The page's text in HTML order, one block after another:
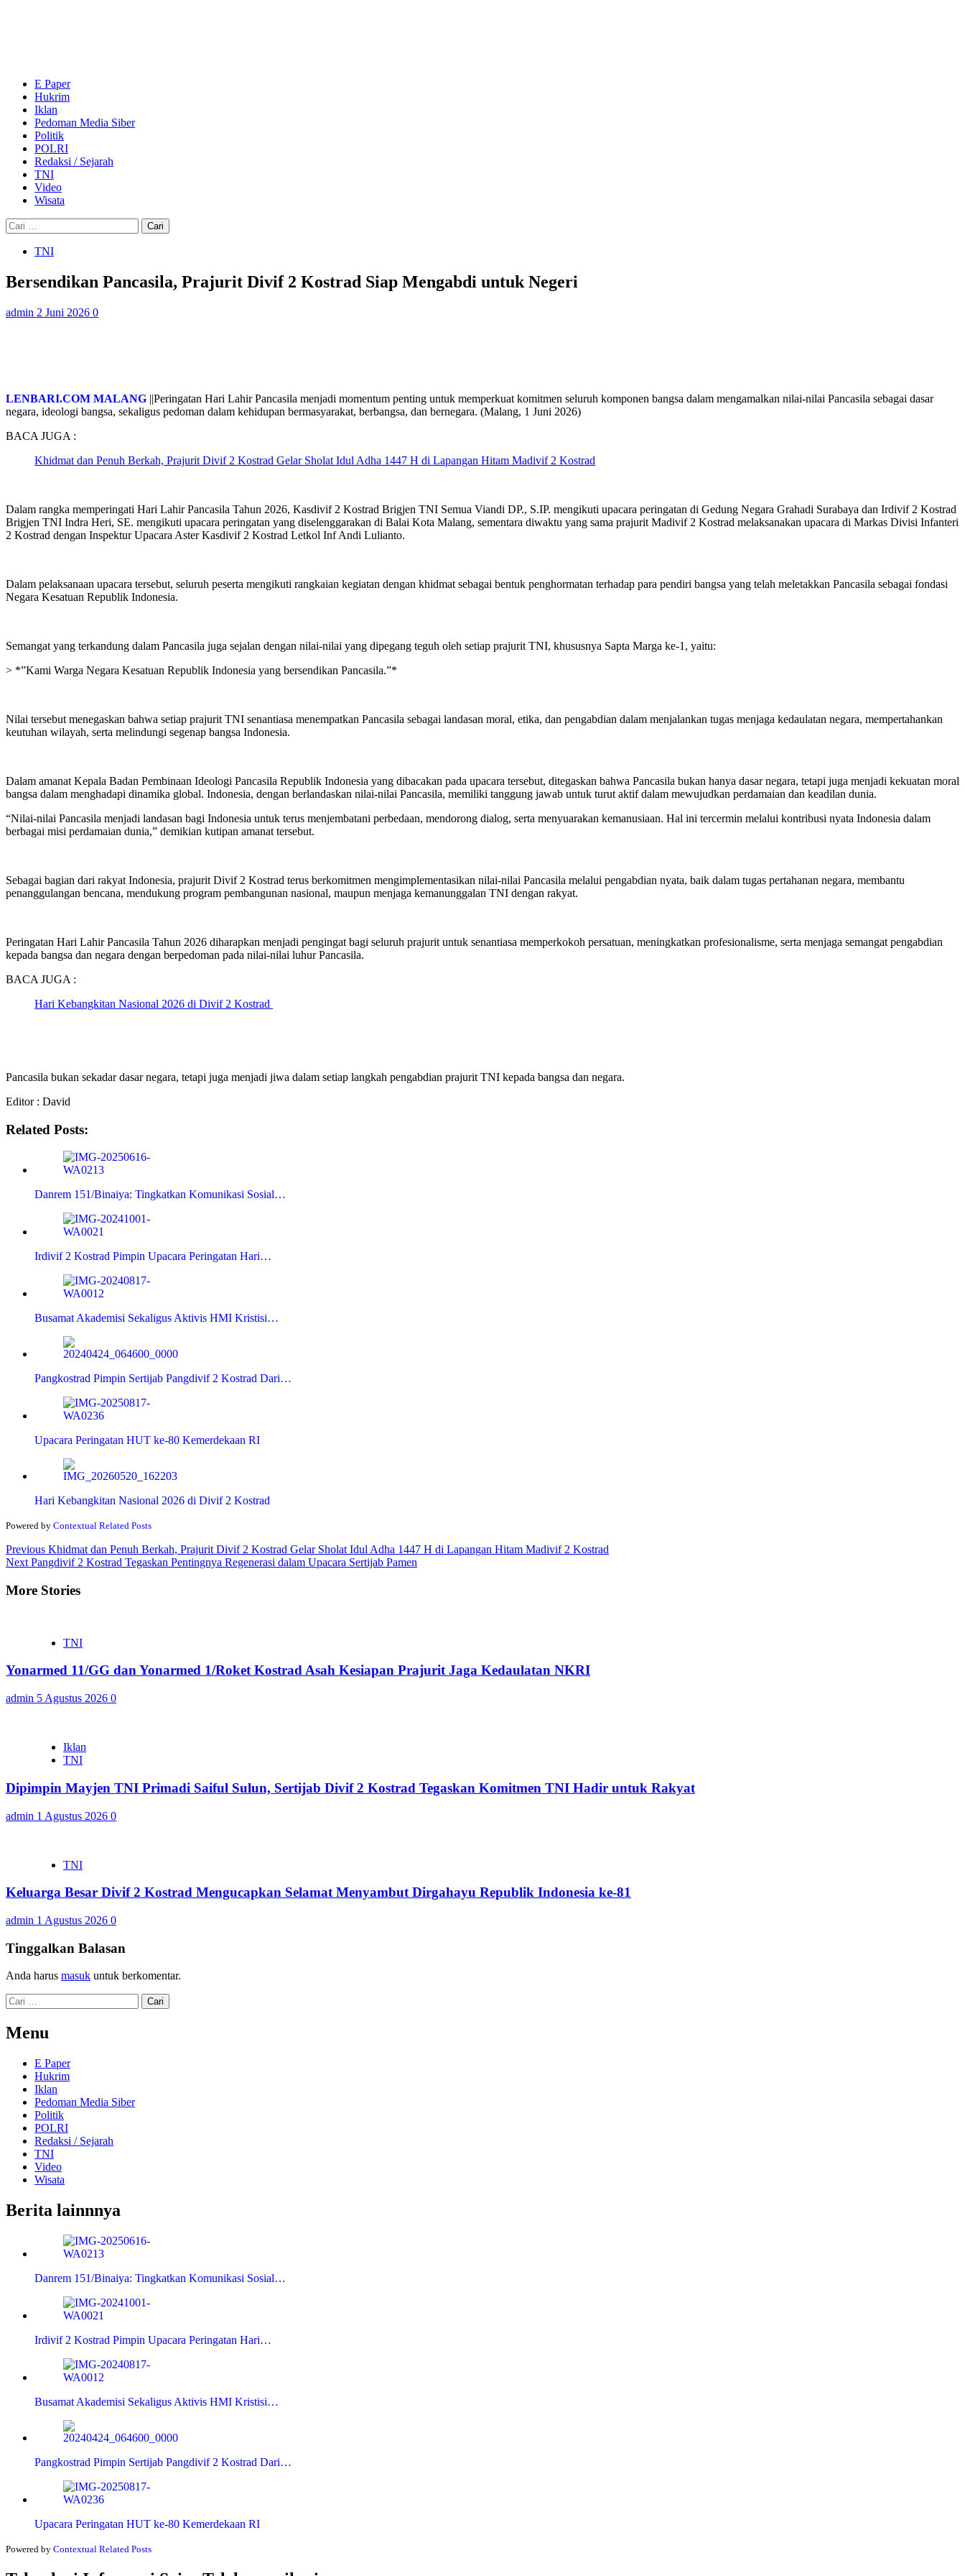
E Paper
Hukrim
Iklan
Pedoman Media Siber
Politik
POLRI
Redaksi / Sejarah
TNI
Video
Wisata
Cari
untuk:
TNI
Bersendikan Pancasila, Prajurit Divif 2 Kostrad Siap Mengabdi untuk Negeri
admin 2 Juni 2026 0
LENBARI.COM MALANG ||Peringatan Hari Lahir Pancasila menjadi momentum penting untuk memperkuat komitmen seluruh komponen bangsa dalam mengamalkan nilai-nilai Pancasila sebagai dasar
negara, ideologi bangsa, sekaligus pedoman dalam kehidupan bermasyarakat, berbangsa, dan bernegara. (Malang, 1 Juni 2026)
BACA JUGA :
Khidmat dan Penuh Berkah, Prajurit Divif 2 Kostrad Gelar Sholat Idul Adha 1447 H di Lapangan Hitam Madivif 2 Kostrad
Dalam rangka memperingati Hari Lahir Pancasila Tahun 2026, Kasdivif 2 Kostrad Brigjen TNI Semua Viandi DP., S.IP. mengikuti upacara peringatan di Gedung Negara Grahadi Surabaya dan Irdivif 2 Kostrad
Brigjen TNI Indra Heri, SE. mengikuti upacara peringatan yang diselenggarakan di Balai Kota Malang, sementara diwaktu yang sama prajurit Madivif 2 Kostrad melaksanakan upacara di Markas Divisi Infanteri
2 Kostrad dengan Inspektur Upacara Aster Kasdivif 2 Kostrad Letkol Inf Andi Lulianto.
Dalam pelaksanaan upacara tersebut, seluruh peserta mengikuti rangkaian kegiatan dengan khidmat sebagai bentuk penghormatan terhadap para pendiri bangsa yang telah meletakkan Pancasila sebagai fondasi
Negara Kesatuan Republik Indonesia.
Semangat yang terkandung dalam Pancasila juga sejalan dengan nilai-nilai yang dipegang teguh oleh setiap prajurit TNI, khususnya Sapta Marga ke-1, yaitu:
> *”Kami Warga Negara Kesatuan Republik Indonesia yang bersendikan Pancasila.”*
Nilai tersebut menegaskan bahwa setiap prajurit TNI senantiasa menempatkan Pancasila sebagai landasan moral, etika, dan pengabdian dalam menjalankan tugas menjaga kedaulatan negara, mempertahankan
keutuhan wilayah, serta melindungi segenap bangsa Indonesia.
Dalam amanat Kepala Badan Pembinaan Ideologi Pancasila Republik Indonesia yang dibacakan pada upacara tersebut, ditegaskan bahwa Pancasila bukan hanya dasar negara, tetapi juga menjadi kekuatan moral
bangsa dalam menghadapi dinamika global. Indonesia, dengan berlandaskan nilai-nilai Pancasila, memiliki tanggung jawab untuk turut aktif dalam mewujudkan perdamaian dan keadilan dunia.
“Nilai-nilai Pancasila menjadi landasan bagi Indonesia untuk terus menjembatani perbedaan, mendorong dialog, serta menyuarakan kemanusiaan. Hal ini tercermin melalui kontribusi nyata Indonesia dalam
berbagai misi perdamaian dunia,” demikian kutipan amanat tersebut.
Sebagai bagian dari rakyat Indonesia, prajurit Divif 2 Kostrad terus berkomitmen mengimplementasikan nilai-nilai Pancasila melalui pengabdian nyata, baik dalam tugas pertahanan negara, membantu
penanggulangan bencana, mendukung program pembangunan nasional, maupun menjaga kemanunggalan TNI dengan rakyat.
Peringatan Hari Lahir Pancasila Tahun 2026 diharapkan menjadi pengingat bagi seluruh prajurit untuk senantiasa memperkokoh persatuan, meningkatkan profesionalisme, serta menjaga semangat pengabdian
kepada bangsa dan negara dengan berpedoman pada nilai-nilai luhur Pancasila.
BACA JUGA :
Hari Kebangkitan Nasional 2026 di Divif 2 Kostrad
Pancasila bukan sekadar dasar negara, tetapi juga menjadi jiwa dalam setiap langkah pengabdian prajurit TNI kepada bangsa dan negara.
Editor : David
Related Posts:
Danrem 151/Binaiya: Tingkatkan Komunikasi Sosial…
Irdivif 2 Kostrad Pimpin Upacara Peringatan Hari…
Busamat Akademisi Sekaligus Aktivis HMI Kristisi…
Pangkostrad Pimpin Sertijab Pangdivif 2 Kostrad Dari…
Upacara Peringatan HUT ke-80 Kemerdekaan RI
Hari Kebangkitan Nasional 2026 di Divif 2 Kostrad
Powered by Contextual Related Posts
Continue
Reading
Previous Khidmat dan Penuh Berkah, Prajurit Divif 2 Kostrad Gelar Sholat Idul Adha 1447 H di Lapangan Hitam Madivif 2 Kostrad
Next Pangdivif 2 Kostrad Tegaskan Pentingnya Regenerasi dalam Upacara Sertijab Pamen
More Stories
TNI
Yonarmed 11/GG dan Yonarmed 1/Roket Kostrad Asah Kesiapan Prajurit Jaga Kedaulatan NKRI
admin 5 Agustus 2026 0
Iklan
TNI
Dipimpin Mayjen TNI Primadi Saiful Sulun, Sertijab Divif 2 Kostrad Tegaskan Komitmen TNI Hadir untuk Rakyat
admin 1 Agustus 2026 0
TNI
Keluarga Besar Divif 2 Kostrad Mengucapkan Selamat Menyambut Dirgahayu Republik Indonesia ke-81
admin 1 Agustus 2026 0
Tinggalkan Balasan
Anda harus masuk untuk berkomentar.
Cari
untuk:
Menu
E Paper
Hukrim
Iklan
Pedoman Media Siber
Politik
POLRI
Redaksi / Sejarah
TNI
Video
Wisata
Berita lainnnya
Danrem 151/Binaiya: Tingkatkan Komunikasi Sosial…
Irdivif 2 Kostrad Pimpin Upacara Peringatan Hari…
Busamat Akademisi Sekaligus Aktivis HMI Kristisi…
Pangkostrad Pimpin Sertijab Pangdivif 2 Kostrad Dari…
Upacara Peringatan HUT ke-80 Kemerdekaan RI
Powered by Contextual Related Posts